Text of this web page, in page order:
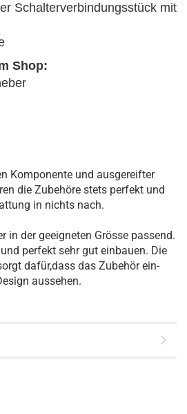
Schalter­ver­bindungs­stück mit
Shop:
Kom­ponente und aus­gereifter
die Zubehöre stets perfekt und
in nichts nach.
in der ge­eigneten Grösse passend.
perfekt sehr gut ein­bauen. Die
dafür,dass das Zu­behör ein­
aus­sehen.